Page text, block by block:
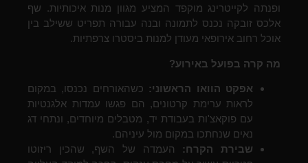
ופנתה לקייטרינג מוקפד המציע מגוון מנות איכותיות. שף
אלכס זובקה נכנס לתמונה ובנה עבורה תפריט ששילב בין
אוכל רחוב אירופאי מעודן למנות ביסטרו צרפתיות.
מה קרה בפועל באירוע?
אפקט הוואו הראשוני: כשהאורחים נכנסו, במקום
לראות ערימת קרטונים, הם פגשו עמדות אלגנטיות
עם פוקאצ'ות בעבודת יד, מטבלים מיוחדים, ונתחי דג
נאים שנחתכו במקום מול עיניהם.
שבירת הקרח: העמדה של השף, שהכין ריזוטו